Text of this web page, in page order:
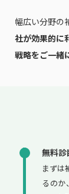
幅広い分野の
社が効果的に
戦略をご一緒
無料診
まずは
るのか